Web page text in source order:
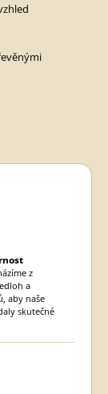
z
a
aby naše
skutečné